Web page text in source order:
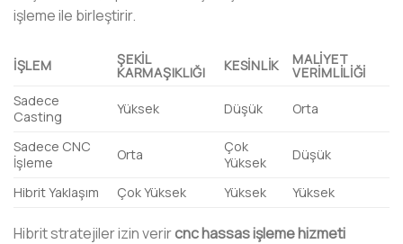
işleme ile birleştirir.
İŞLEM ŞEKIL
KARMAŞIKLIĞI KESINLIK MALIYET
VERIMLILIĞI
Sadece
Casting
Yüksek Düşük Orta
Sadece CNC
İşleme
Orta
Çok
Yüksek
Düşük
Hibrit Yaklaşım Çok Yüksek Yüksek Yüksek
Hibrit stratejiler izin verircnc hassas işleme hizmeti